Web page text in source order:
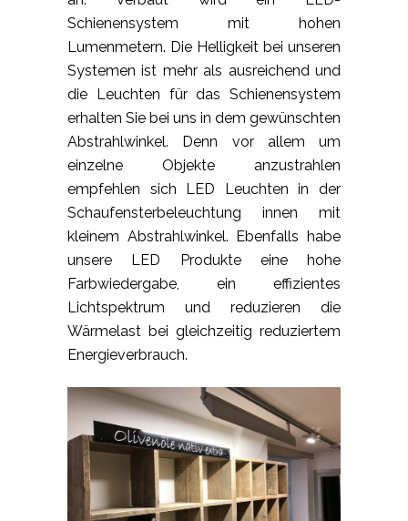
Schienensystem mit hohen
Lumenmetern. Die Helligkeit bei unseren
Systemen ist mehr als ausreichend und
die Leuchten für das Schienensystem
erhalten Sie bei uns in dem gewünschten
Abstrahlwinkel. Denn vor allem um
einzelne Objekte anzustrahlen
empfehlen sich LED Leuchten in der
Schaufensterbeleuchtung innen mit
kleinem Abstrahlwinkel. Ebenfalls habe
unsere LED Produkte eine hohe
Farbwiedergabe, ein effizientes
Lichtspektrum und reduzieren die
Wärmelast bei gleichzeitig reduziertem
Energieverbrauch.